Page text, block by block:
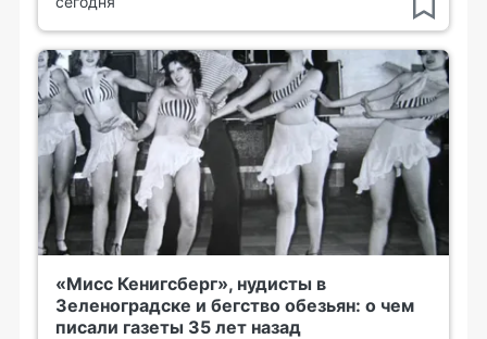
«Мисс Кенигсберг», нудисты в
Зеленоградске и бегство обезьян: о чем
писали газеты 35 лет назад